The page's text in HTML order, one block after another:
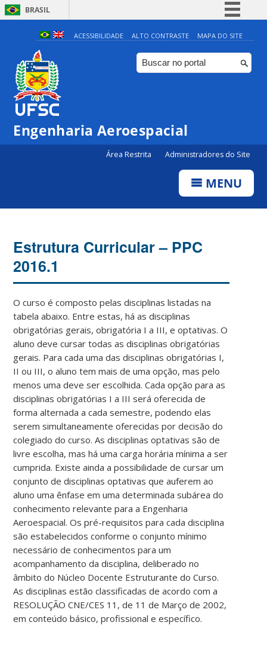
BRASIL
Simplifique!
Comunica BR
Participe
Canais
ACESSIBILIDADE ALTO CONTRASTE MAPA DO SITE
Engenharia Aeroespacial
Área Restrita Administradores do Site
MENU
Estrutura Curricular – PPC
2016.1
O curso é composto pelas disciplinas listadas na
tabela abaixo. Entre estas, há as disciplinas
obrigatórias gerais, obrigatória I a III, e optativas. O
aluno deve cursar todas as disciplinas obrigatórias
gerais. Para cada uma das disciplinas obrigatórias I,
II ou III, o aluno tem mais de uma opção, mas pelo
menos uma deve ser escolhida. Cada opção para as
disciplinas obrigatórias I a III será oferecida de
forma alternada a cada semestre, podendo elas
serem simultaneamente oferecidas por decisão do
colegiado do curso. As disciplinas optativas são de
livre escolha, mas há uma carga horária mínima a ser
cumprida. Existe ainda a possibilidade de cursar um
conjunto de disciplinas optativas que auferem ao
aluno uma ênfase em uma determinada subárea do
conhecimento relevante para a Engenharia
Aeroespacial. Os pré-requisitos para cada disciplina
são estabelecidos conforme o conjunto mínimo
necessário de conhecimentos para um
acompanhamento da disciplina, deliberado no
âmbito do Núcleo Docente Estruturante do Curso.
As disciplinas estão classificadas de acordo com a
RESOLUÇÃO CNE/CES 11, de 11 de Março de 2002,
em conteúdo básico, profissional e específico.